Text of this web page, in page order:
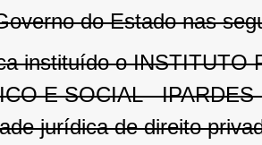
do Estado nas
instituído o INSTITUTO
E SO­CIAL -
jurídica de direito